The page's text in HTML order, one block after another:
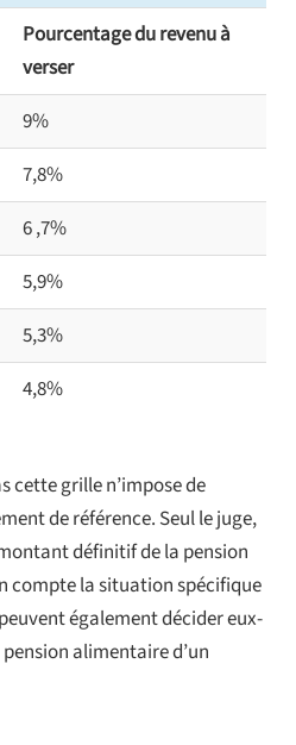
Pourcentage du revenu à
verser
9%
7,8%
6 ,7%
5,9%
5,3%
4,8%
cette grille n’impose de
de référence. Seul le juge,
définitif de la pension
compte la situation spécifique
également décider eux-
alimentaire d’un